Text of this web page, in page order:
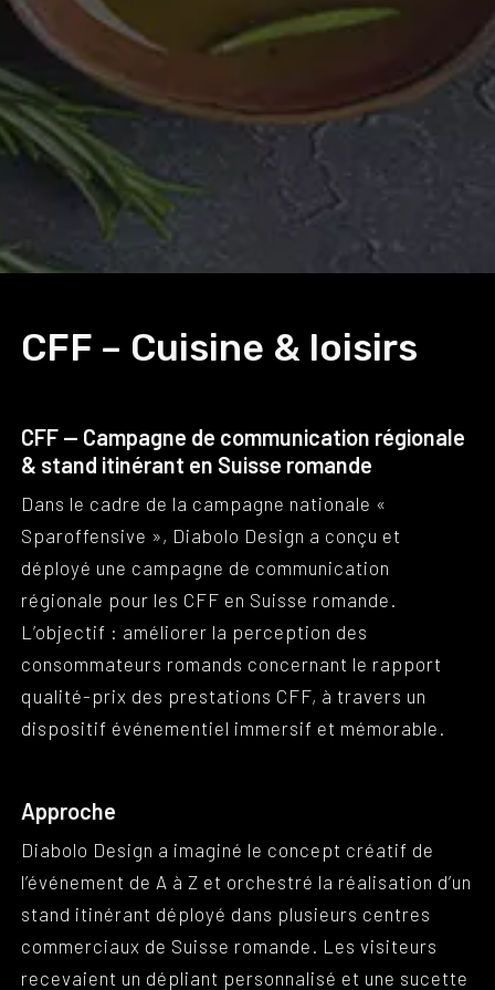
CFF – Cuisine & loisirs
CFF — Campagne de communication régionale
& stand itinérant en Suisse romande
Dans le cadre de la campagne nationale «
Sparoffensive », Diabolo Design a conçu et
déployé une campagne de communication
régionale pour les CFF en Suisse romande.
L’objectif : améliorer la perception des
consommateurs romands concernant le rapport
qualité-prix des prestations CFF, à travers un
dispositif événementiel immersif et mémorable.
Approche
Diabolo Design a imaginé le concept créatif de
l’événement de A à Z et orchestré la réalisation d’un
stand itinérant déployé dans plusieurs centres
commerciaux de Suisse romande. Les visiteurs
recevaient un dépliant personnalisé et une sucette